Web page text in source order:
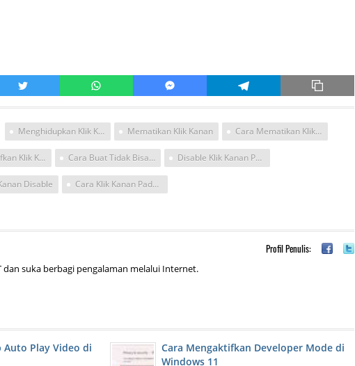
Menghidupkan Klik Kanan Pada Komputer Mematikan Klik Kanan Cara Mematikan Klik Kanan
Menonaktifkan Klik Kanan Cara Buat Tidak Bisa Klik Kanan Pada Website Disable Klik Kanan Pada Website
Disable Cara Klik Kanan Pada Yang Tidak Bisa
Profil Penulis:
dan suka berbagi pengalaman melalui Internet.
Auto Play Video di
Cara Mengaktifkan Developer Mode di
Windows 11